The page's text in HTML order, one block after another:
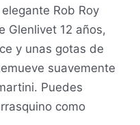
Rob Roy
Glenlivet 12 años,
y unas gotas de
suavemente
Puedes
como